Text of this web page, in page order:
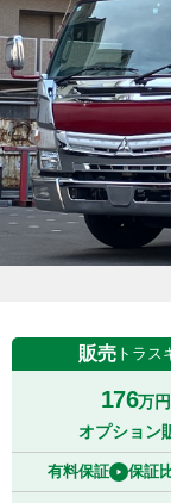
販売 トラス
176万円
オプション
有料保証 保証